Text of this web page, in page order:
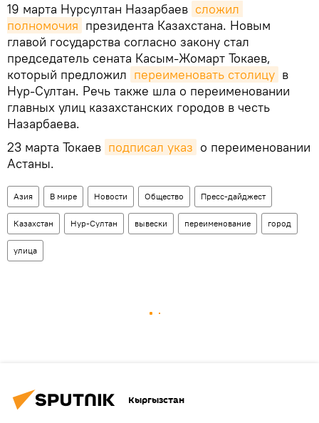
19 марта Нурсултан Назарбаев сложил
полномочия президента Казахстана. Новым
главой государства согласно закону стал
председатель сената Касым-Жомарт Токаев,
который предложил переименовать столицу в
Нур-Султан. Речь также шла о переименовании
главных улиц казахстанских городов в честь
Назарбаева.
23 марта Токаев подписал указ о переименовании
Астаны.
Азия В мире Новости Общество Пресс-дайджест
Казахстан Нур-Султан вывески переименование город
улица
Кыргызстан